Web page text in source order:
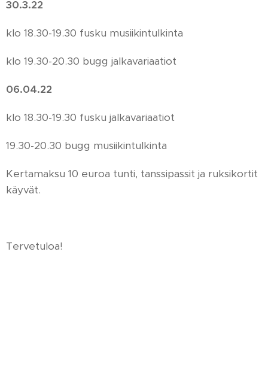
30.3.22
klo 18.30-19.30 fusku musiikintulkinta
klo 19.30-20.30 bugg jalkavariaatiot
06.04.22
klo 18.30-19.30 fusku jalkavariaatiot
19.30-20.30 bugg musiikintulkinta
Kertamaksu 10 euroa tunti, tanssipassit ja ruksikortit
käyvät.
Tervetuloa!